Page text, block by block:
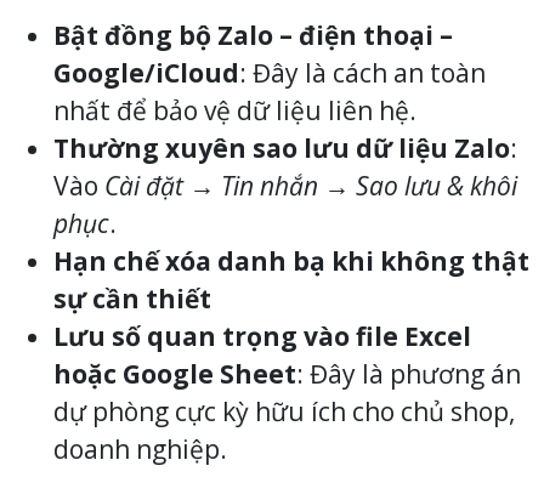
Bật đồng bộ Zalo – điện thoại –
Google/iCloud: Đây là cách an toàn
nhất để bảo vệ dữ liệu liên hệ.
Thường xuyên sao lưu dữ liệu Zalo:
Vào Cài đặt → Tin nhắn → Sao lưu & khôi
phục.
Hạn chế xóa danh bạ khi không thật
sự cần thiết
Lưu số quan trọng vào file Excel
hoặc Google Sheet: Đây là phương án
dự phòng cực kỳ hữu ích cho chủ shop,
doanh nghiệp.